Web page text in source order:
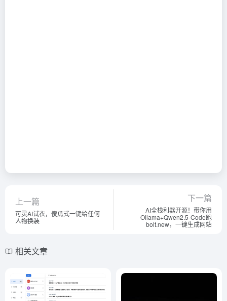
上一篇
可灵AI试衣，傻瓜式一键给任何
人物换装
下一篇
AI全栈利器开源！带你用
Ollama+Qwen2.5-Code跑
bolt.new，一键生成网站
相关文章